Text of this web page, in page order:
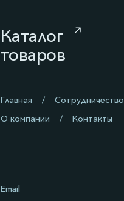
Каталог
товаров
Главная
Сотрудничество
О компании
Контакты
Email